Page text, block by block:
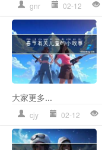
gnr 02-12
大家更多...
cjy 02-12